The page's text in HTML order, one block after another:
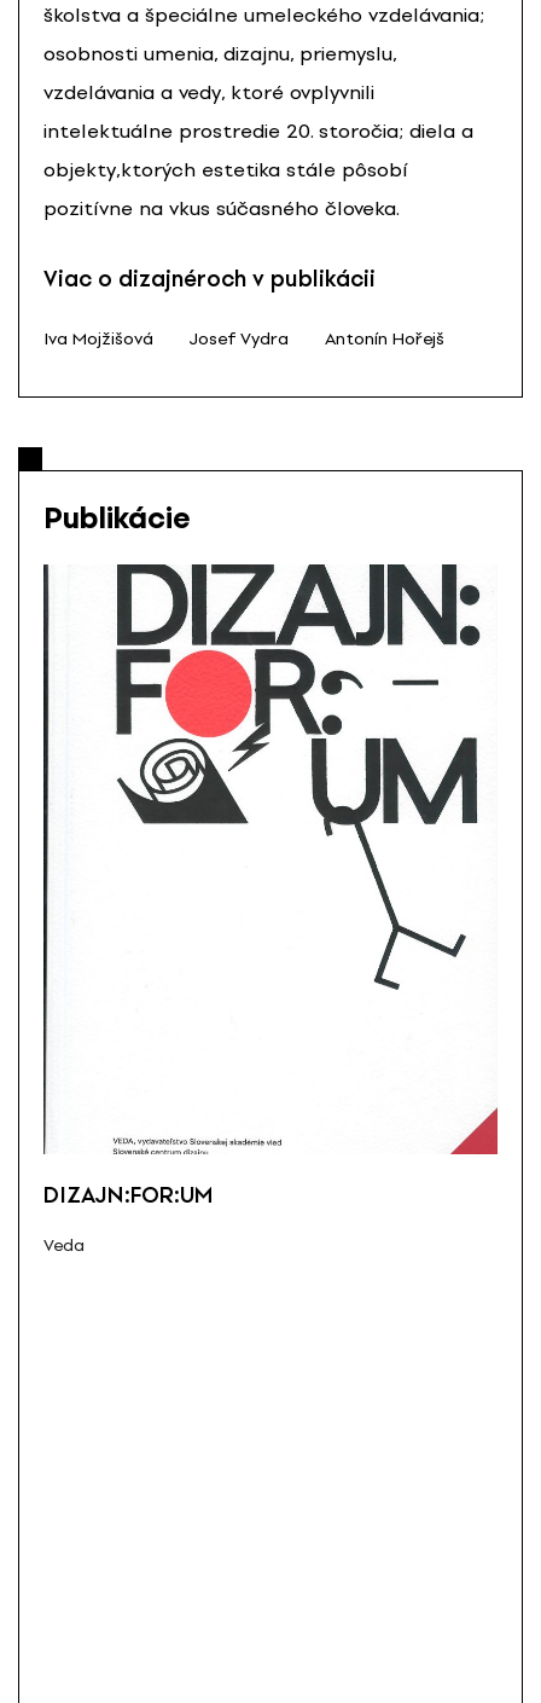
školstva a špeciálne umeleckého vzdelávania;
osobnosti umenia, dizajnu, priemyslu,
vzdelávania a vedy, ktoré ovplyvnili
intelektuálne prostredie 20. storočia; diela a
objekty,ktorých estetika stále pôsobí
pozitívne na vkus súčasného človeka.
Viac o dizajnéroch v publikácii
Iva Mojžišová Josef Vydra Antonín Hořejš
Publikácie
DIZAJN:FOR:UM
Veda